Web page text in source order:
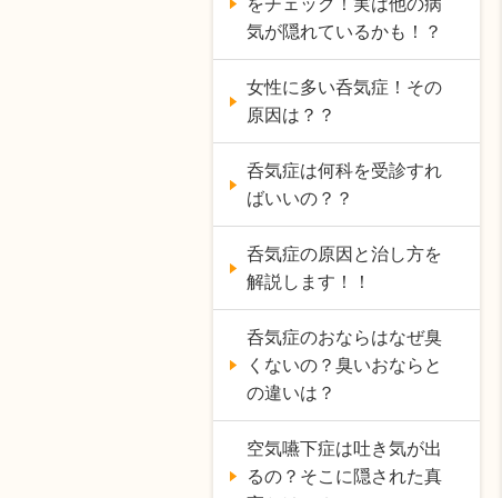
をチェック！実は他の病
気が隠れているかも！？
女性に多い呑気症！その
原因は？？
呑気症は何科を受診すれ
ばいいの？？
呑気症の原因と治し方を
解説します！！
呑気症のおならはなぜ臭
くないの？臭いおならと
の違いは？
空気嚥下症は吐き気が出
るの？そこに隠された真